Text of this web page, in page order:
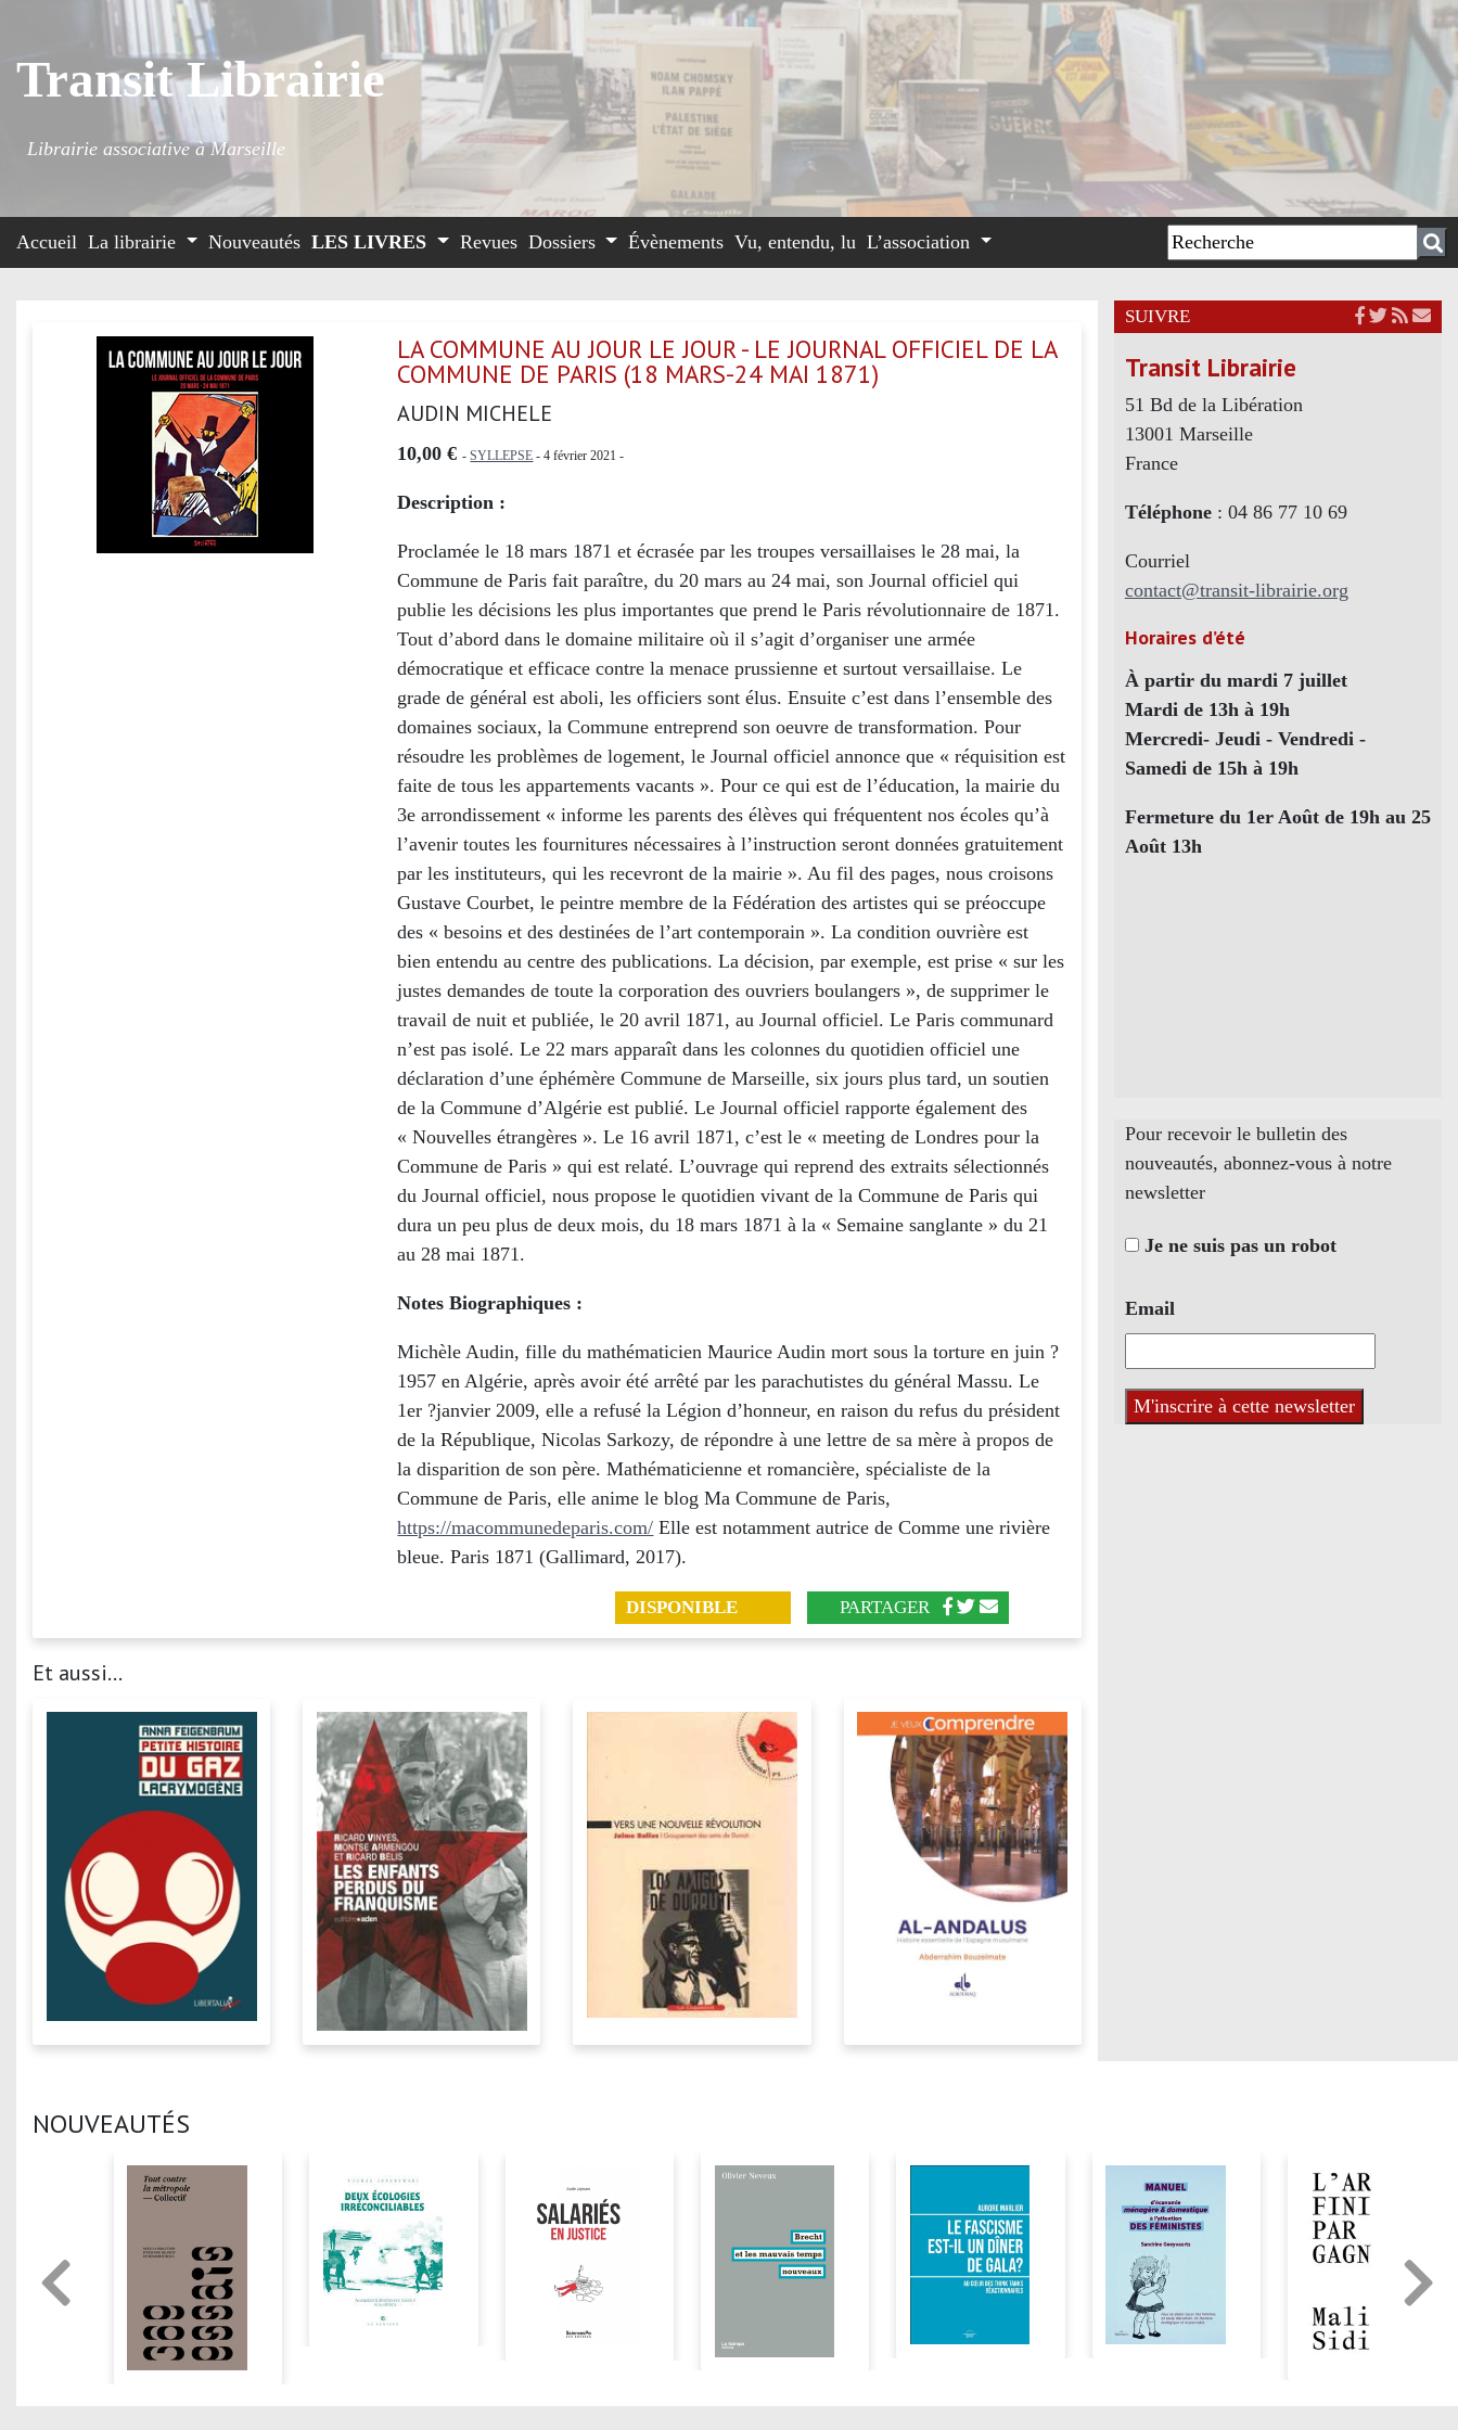
Transit Librairie
Librairie associative à Marseille
Accueil La librairie Nouveautés LES LIVRES Revues Dossiers Évènements Vu, entendu, lu L’association
LA COMMUNE AU JOUR LE JOUR - LE JOURNAL OFFICIEL DE LA
COMMUNE DE PARIS (18 MARS-24 MAI 1871)
AUDIN MICHELE
10,00 € -SYLLEPSE - 4 février 2021 -
Description :
Proclamée le 18 mars 1871 et écrasée par les troupes versaillaises le 28 mai, la
Commune de Paris fait paraître, du 20 mars au 24 mai, son Journal ­officiel qui
publie les décisions les plus importantes que prend le Paris révolutionnaire de 1871.
Tout d’abord dans le domaine militaire où il s’agit d’organiser une armée
démocratique et efficace contre la menace prussienne et surtout versaillaise. Le
grade de général est aboli, les officiers sont élus. Ensuite c’est dans l’ensemble des
domaines sociaux, la Commune entreprend son oeuvre de transformation. Pour
résoudre les problèmes de logement, le Journal officiel annonce que « réquisition est
faite de tous les appartements vacants ». Pour ce qui est de l’éducation, la mairie du
3e arrondissement « informe les parents des élèves qui fréquentent nos écoles qu’à
l’avenir toutes les fournitures nécessaires à l’instruction seront données gratuitement
par les instituteurs, qui les recevront de la mairie ». Au fil des pages, nous croisons
Gustave Courbet, le peintre membre de la Fédération des artistes qui se préoccupe
des « besoins et des destinées de l’art contemporain ». La condition ouvrière est
bien entendu au centre des publications. La décision, par exemple, est prise « sur les
justes demandes de toute la corporation des ouvriers boulangers », de supprimer le
travail de nuit et publiée, le 20 avril 1871, au Journal officiel. Le Paris communard
n’est pas isolé. Le 22 mars apparaît dans les colonnes du quotidien officiel une
déclaration d’une éphémère Commune de Marseille, six jours plus tard, un soutien
de la Commune d’Algérie est publié. Le Journal officiel rapporte également des
« Nouvelles étrangères ». Le 16 avril 1871, c’est le « meeting de Londres pour la
Commune de Paris » qui est relaté. L’ouvrage qui reprend des extraits sélectionnés
du Journal officiel, nous propose le quotidien vivant de la Commune de Paris qui
dura un peu plus de deux mois, du 18 mars 1871 à la « Semaine sanglante » du 21
au 28 mai 1871.
Notes Biographiques :
Michèle Audin, fille du mathématicien Maurice Audin mort sous la torture en juin ?
1957 en Algérie, après avoir été arrêté par les parachutistes du général Massu. Le
1er ?janvier 2009, elle a refusé la Légion d’honneur, en raison du refus du président
de la République, Nicolas Sarkozy, de répondre à une lettre de sa mère à propos de
la disparition de son père. Mathématicienne et romancière, spécialiste de la
Commune de Paris, elle anime le blog Ma Commune de Paris,
https://macommunedeparis.com/ Elle est notamment autrice de Comme une rivière
bleue. Paris 1871 (Gallimard, 2017).
DISPONIBLE PARTAGER
Et aussi...
SUIVRE
Transit Librairie
51 Bd de la Libération
13001 Marseille
France
Téléphone: 04 86 77 10 69
Courriel
contact@transit-librairie.org
Horaires d’été
À partir du mardi 7 juillet
Mardi de 13h à 19h
Mercredi- Jeudi - Vendredi -
Samedi de 15h à 19h
Fermeture du 1er Août de 19h au 25
Août 13h
Pour recevoir le bulletin des
nouveautés, abonnez-vous à notre
newsletter
Je ne suis pas un robot
Email
NOUVEAUTÉS